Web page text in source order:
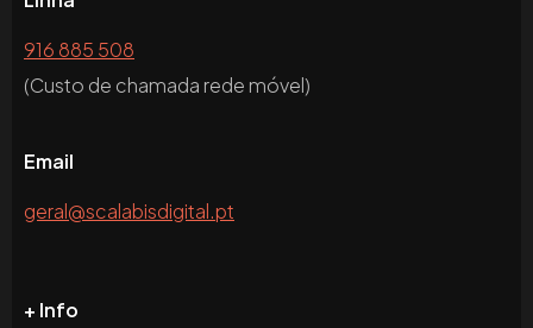
916 885 508
(Custo de chamada rede móvel)
Email
geral@scalabisdigital.pt
+ Info